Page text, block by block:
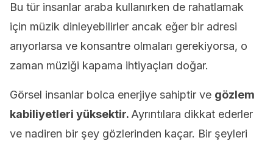
Bu tür insanlar araba kullanırken de rahatlamak
için müzik dinleyebilirler ancak eğer bir adresi
arıyorlarsa ve konsantre olmaları gerekiyorsa, o
zaman müziği kapama ihtiyaçları doğar.
Görsel insanlar bolca enerjiye sahiptir ve gözlem
kabiliyetleri yüksektir. Ayrıntılara dikkat ederler
ve nadiren bir şey gözlerinden kaçar. Bir şeyleri